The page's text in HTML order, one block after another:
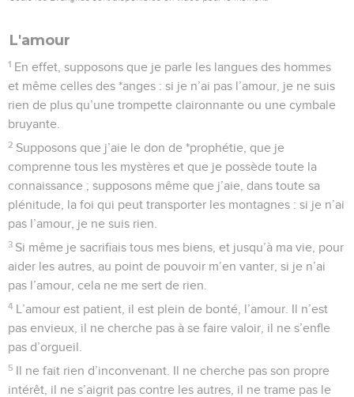
L'amour
1 En effet, supposons que je parle les langues des hommes
et même celles des *anges : si je n’ai pas l’amour, je ne suis
rien de plus qu’une trompette claironnante ou une cymbale
bruyante.
2 Supposons que j’aie le don de *prophétie, que je
comprenne tous les mystères et que je possède toute la
connaissance ; supposons même que j’aie, dans toute sa
plénitude, la foi qui peut transporter les montagnes : si je n’ai
pas l’amour, je ne suis rien.
3 Si même je sacrifiais tous mes biens, et jusqu’à ma vie, pour
aider les autres, au point de pouvoir m’en vanter, si je n’ai
pas l’amour, cela ne me sert de rien.
4 L’amour est patient, il est plein de bonté, l’amour. Il n’est
pas envieux, il ne cherche pas à se faire valoir, il ne s’enfle
pas d’orgueil.
5 Il ne fait rien d’inconvenant. Il ne cherche pas son propre
intérêt, il ne s’aigrit pas contre les autres, il ne trame pas le